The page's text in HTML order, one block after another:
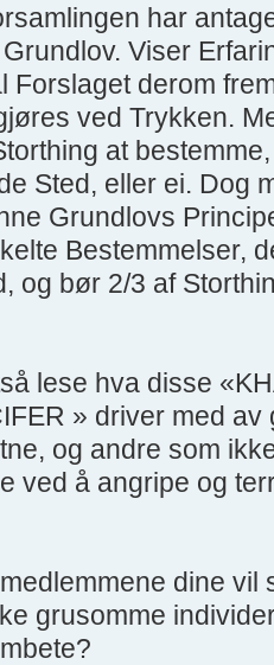
har
Viser
Forslaget derom
ved Trykken.
at
Sted, eller ei. Dog
Grundlovs
Bestemmelser,
og bør 2/3 af
lese hva disse
» driver med
og andre som
ved å angripe og
dine vil
grusomme